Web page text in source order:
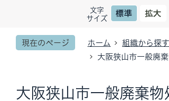
文字
サイズ
現在のページ ホーム 組織から探す
大阪狭山市一般廃
大阪狭山市一般廃棄物